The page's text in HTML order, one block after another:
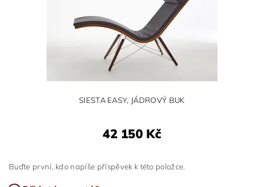
SIESTA EASY, JÁDROVÝ BUK
42 150 Kč
Buďte první, kdo napíše příspěvek k této položce.